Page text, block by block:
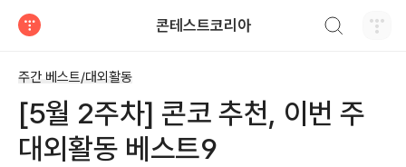
콘테스트코리아
주간 베스트/대외활동
[5월 2주차] 콘코 추천, 이번 주
대외활동 베스트9